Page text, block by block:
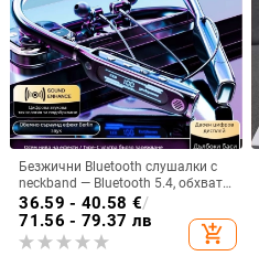
Безжични Bluetooth слушалки с
neckband — Bluetooth 5.4, обхват
10 м, живот на батерията над 8 ч,
стерео звук, цифров дисплей
36.59 - 40.58 €/
71.56 - 79.37 лв
add_shopping_cart